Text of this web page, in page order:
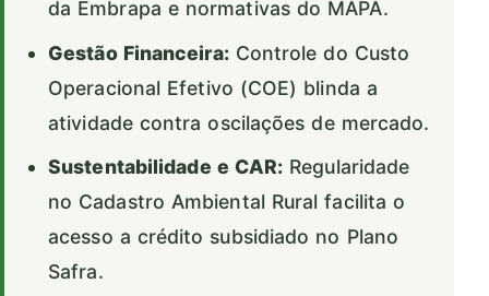
da Embrapa e normativas do MAPA.
Gestão Financeira:Controle do Custo
Operacional Efetivo (COE) blinda a
atividade contra oscilações de mercado.
Sustentabilidade e CAR: Regularidade
no Cadastro Ambiental Rural facilita o
acesso a crédito subsidiado no Plano
Safra.